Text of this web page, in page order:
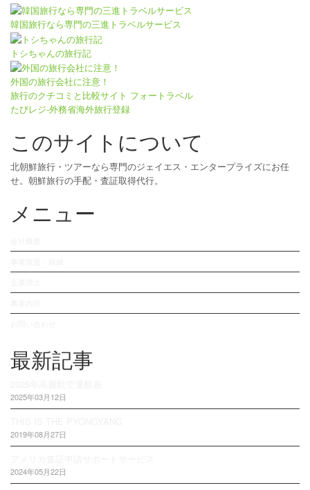
韓国旅行なら専門の三進トラベルサービス
トシちゃんの旅行記
外国の旅行会社に注意！
旅行のクチコミと比較サイト フォートラベル
たびレジ-外務省海外旅行登録
このサイトについて
北朝鮮旅行・ツアーなら専門のジェイエス・エンタープライズにお任
せ。朝鮮旅行の手配・査証取得代行。
メニュー
最新記事
2025年03月12日
2019年08月27日
2024年05月22日